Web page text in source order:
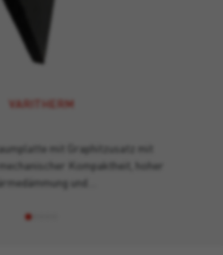
VARITHERM
mit Graphitzusatz mit
Kompaktheit, hoher
und…